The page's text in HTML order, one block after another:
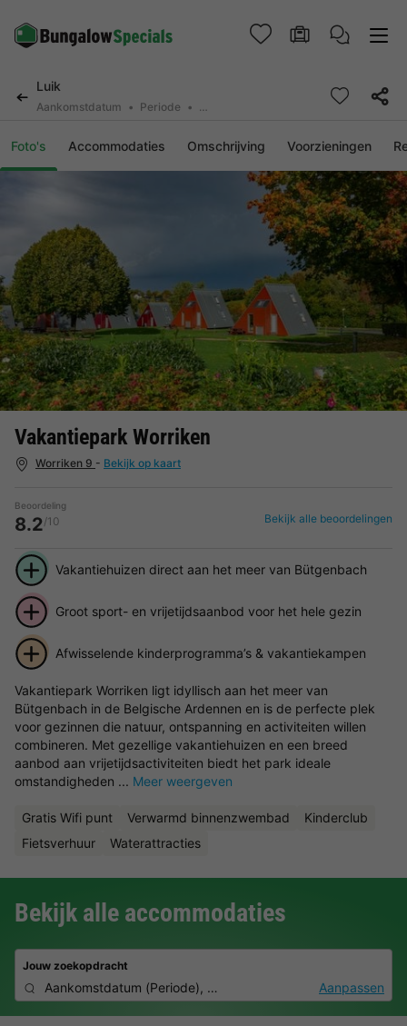
Luik
Aankomstdatum Periode 2 personen, 0 huisdier
Foto's Accommodaties Omschrijving Voorzieningen
Vakantiepark Worriken
Worriken 9 - Bekijk op kaart
Beoordeling
8.2/10 Bekijk alle beoordelingen
Vakantiehuizen direct aan het meer van Bütgenbach
Groot sport- en vrijetijdsaanbod voor het hele gezin
Afwisselende kinderprogramma’s & vakantiekampen
Vakantiepark Worriken ligt idyllisch aan het meer van
Bütgenbach in de Belgische Ardennen en is de perfecte plek
voor gezinnen die natuur, ontspanning en activiteiten willen
combineren. Met gezellige vakantiehuizen en een breed
aanbod aan vrijetijdsactiviteiten biedt het park ideale
omstandigheden ... Meer weergeven
Gratis Wifi punt Verwarmd binnenzwembad
Kinderclub
Fietsverhuur
Waterattracties
Bekijk alle accommodaties
Jouw zoekopdracht
Aankomstdatum (Periode), 2 personen, 0 huisdierAanpassen